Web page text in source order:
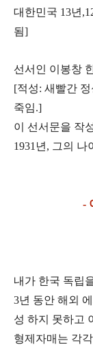
대한민국 13년
됨]
선서인 이봉창
[적성: 새빨간
죽임.]
이 선서문을 작
1931년, 그의 나
-
내가 한국 독립
3년 동안 해외
성 하지 못하고
형제자매는 각